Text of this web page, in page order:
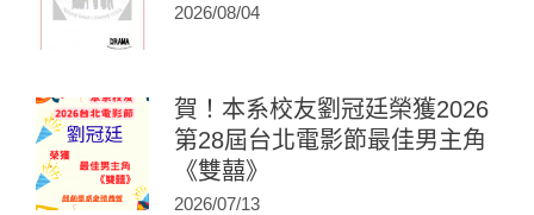
2026/08/04
賀！本系校友劉冠廷榮獲2026
第28屆台北電影節最佳男主角
《雙囍》
2026/07/13